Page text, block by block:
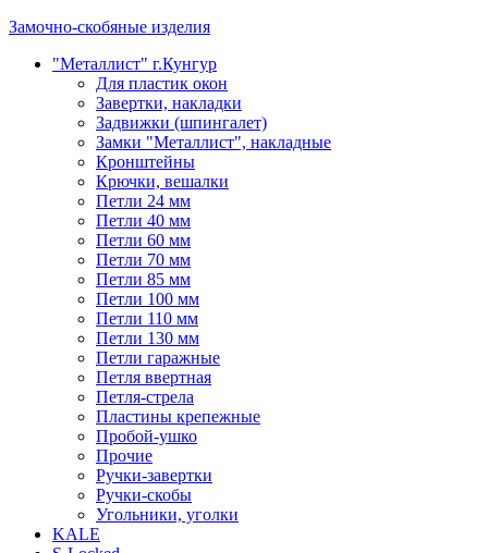
Замочно-скобяные изделия
"Металлист" г.Кунгур
Для пластик окон
Завертки, накладки
Задвижки (шпингалет)
Замки "Металлист", накладные
Кронштейны
Крючки, вешалки
Петли 24 мм
Петли 40 мм
Петли 60 мм
Петли 70 мм
Петли 85 мм
Петли 100 мм
Петли 110 мм
Петли 130 мм
Петли гаражные
Петля ввертная
Петля-стрела
Пластины крепежные
Пробой-ушко
Прочие
Ручки-завертки
Ручки-скобы
Угольники, уголки
KALE